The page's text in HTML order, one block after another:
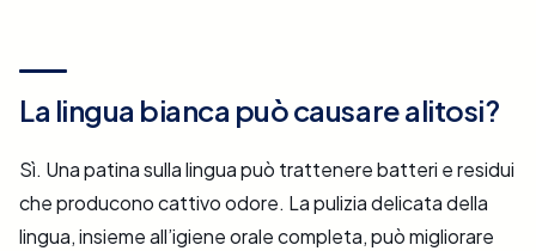
La lingua bianca può causare alitosi?
Sì. Una patina sulla lingua può trattenere batteri e residui
che producono cattivo odore. La pulizia delicata della
lingua, insieme all’igiene orale completa, può migliorare